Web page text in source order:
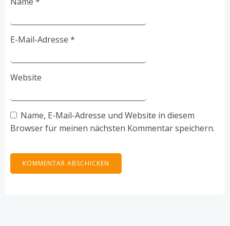
E-Mail-Adresse *
Website
Name, E-Mail-Adresse und Website in diesem
Browser für meinen nächsten Kommentar speichern.